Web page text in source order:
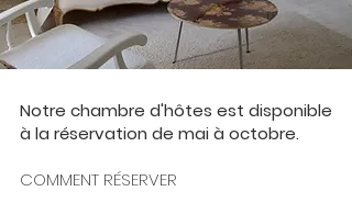
Notre chambre d'hôtes est disponible
à la réservation de mai à octobre.
COMMENT RÉSERVER